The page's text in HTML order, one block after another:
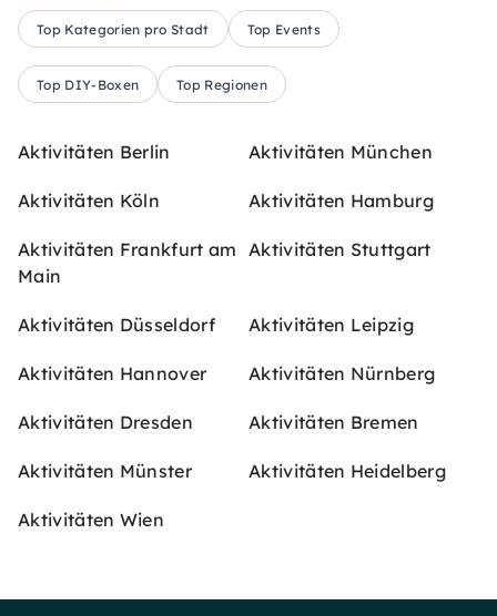
Top Kategorien pro Stadt Top Events
Top DIY-Boxen Top Regionen
Aktivitäten Berlin Aktivitäten München
Aktivitäten Köln Aktivitäten Hamburg
Aktivitäten Frankfurt am
Main
Aktivitäten Stuttgart
Aktivitäten Düsseldorf Aktivitäten Leipzig
Aktivitäten Hannover Aktivitäten Nürnberg
Aktivitäten Dresden Aktivitäten Bremen
Aktivitäten Münster Aktivitäten Heidelberg
Aktivitäten Wien